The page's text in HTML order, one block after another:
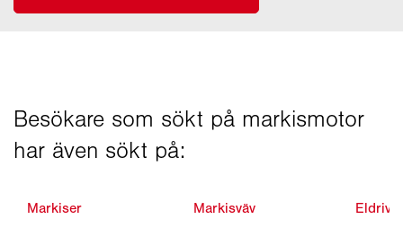
Markiser Markisväv